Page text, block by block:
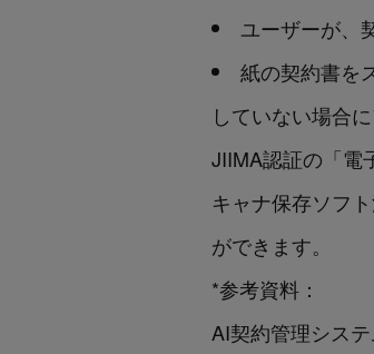
ユーザーが、
紙の契約書を
していない場合
JIIMA認証の「電
キャナ保存ソフ
ができます。
*参考資料：
AI契約管理シス